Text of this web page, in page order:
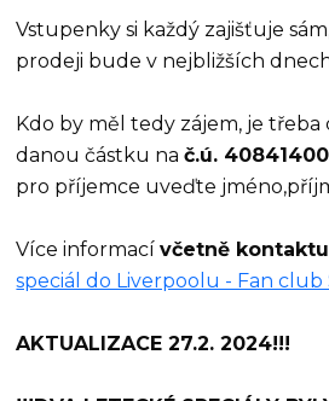
Vstupenky si každý zajišťuje
prodeji bude v nejbližších
Kdo by měl tedy zájem, je
danou částku nač.ú.
pro příjemce uveďte
Více informacívčetně kontaktu
speciál do Liverpoolu - Fan club
AKTUALIZACE 27.2. 2024!!!